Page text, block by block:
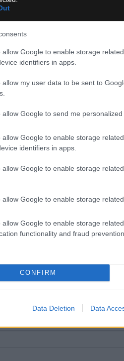
allow Google to enable storage
identifiers in apps.
allow my user data to be sent to
allow Google to send me personalized
allow Google to enable storage
identifiers in apps.
allow Google to enable storage
allow Google to enable storage
allow Google to enable storage
functionality and fraud
CONFIRM
Data Deletion Data
, έξω ο Φολαρίν Μπαλόγκουν.
φάουλ υπέρ: ''Βέλγιο''. Ευκαιρία